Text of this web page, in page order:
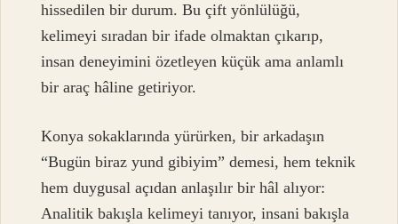
hissedilen bir durum. Bu çift yönlülüğü,
kelimeyi sıradan bir ifade olmaktan çıkarıp,
insan deneyimini özetleyen küçük ama anlamlı
bir araç hâline getiriyor.
Konya sokaklarında yürürken, bir arkadaşın
“Bugün biraz yund gibiyim” demesi, hem teknik
hem duygusal açıdan anlaşılır bir hâl alıyor:
Analitik bakışla kelimeyi tanıyor, insani bakışla